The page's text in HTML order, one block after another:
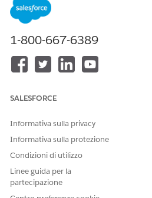
Disponibile nelle versioni:
Editioncon Health Cloud e la
domiciliare
AUTORIZZAZIONI
Per creare una notifica
Generatore di notifiche
personalizzate.
Immettere i dettagli della
Nome:Notifica paziente
Nome API:
1-800-667-6389
SALESFORCE
Informativa sulla privacy
Informativa sulla protezione
Condizioni di utilizzo
Linee guida per la
partecipazione